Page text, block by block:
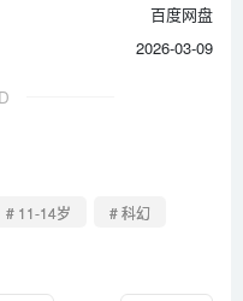
百度网盘
2026-03-09
# 11-14岁
# 科幻